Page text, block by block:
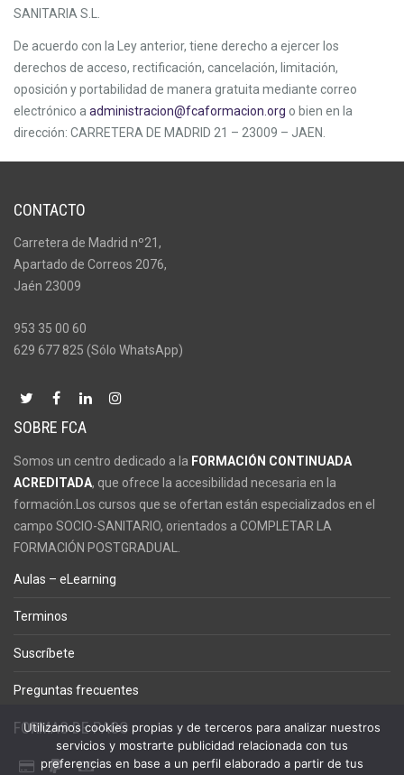
SANITARIA S.L.
De acuerdo con la Ley anterior, tiene derecho a ejercer los
derechos de acceso, rectificación, cancelación, limitación,
oposición y portabilidad de manera gratuita mediante correo
electrónico a administracion@fcaformacion.org o bien en la
dirección: CARRETERA DE MADRID 21 – 23009 – JAEN.
CONTACTO
Carretera de Madrid nº21,
Apartado de Correos 2076,
Jaén 23009
953 35 00 60
629 677 825 (Sólo WhatsApp)
SOBRE FCA
Somos un centro dedicado a la FORMACIÓN CONTINUADA
ACREDITADA, que ofrece la accesibilidad necesaria en la
formación.Los cursos que se ofertan están especializados en el
campo SOCIO-SANITARIO, orientados a COMPLETAR LA
FORMACIÓN POSTGRADUAL.
Aulas – eLearning
Terminos
Suscríbete
Preguntas frecuentes
FORMAS DE PAGO
Utilizamos cookies propias y de terceros para analizar nuestros
servicios y mostrarte publicidad relacionada con tus
preferencias en base a un perfil elaborado a partir de tus